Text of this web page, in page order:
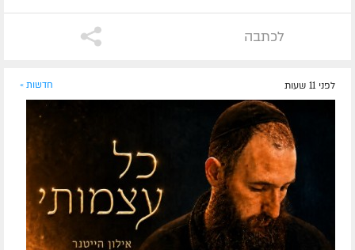
לכתבה
לפני 11 שעות חדשות »